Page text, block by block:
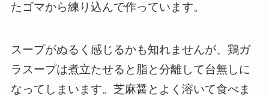
たゴマから練り込んで作っています。
スープがぬるく感じるかも知れませんが、鶏ガ
ラスープは煮立たせると脂と分離して台無しに
なってしまいます。芝麻醤とよく溶いて食べま